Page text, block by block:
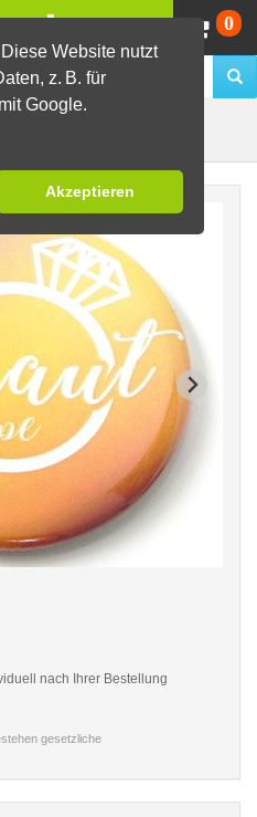
Website nutzt
z. B. für
Google.
Akzeptieren
0
nach Ihrer Bestellung
gesetzliche